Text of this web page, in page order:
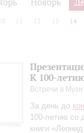
10 12 13 14
К 100-
Встречи в
За день до
100-летию со
книги